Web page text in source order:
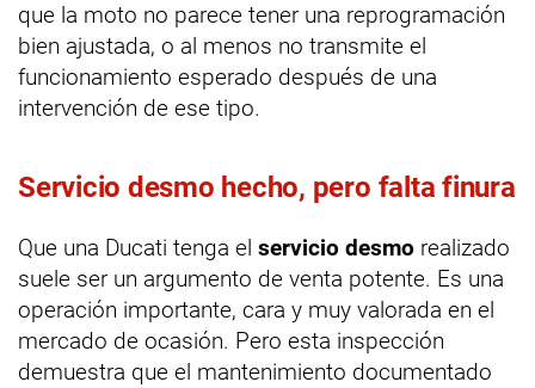
que la moto no parece tener una reprogramación
bien ajustada, o al menos no transmite el
funcionamiento esperado después de una
intervención de ese tipo.
Servicio desmo hecho, pero falta finura
Que una Ducati tenga el servicio desmo realizado
suele ser un argumento de venta potente. Es una
operación importante, cara y muy valorada en el
mercado de ocasión. Pero esta inspección
demuestra que el mantenimiento documentado